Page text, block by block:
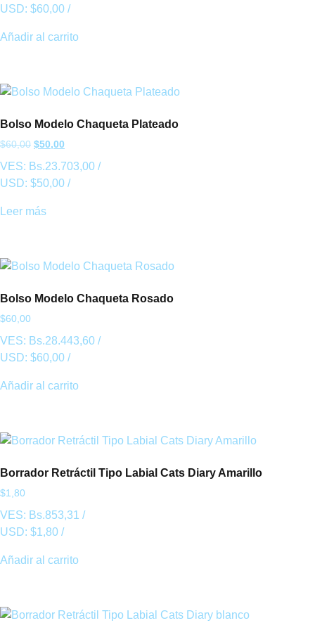
USD: $60,00 /
Añadir al carrito
Bolso Modelo Chaqueta Plateado
$60,00 $50,00
VES: Bs.23.703,00 /
USD: $50,00 /
Leer más
Bolso Modelo Chaqueta Rosado
$60,00
VES: Bs.28.443,60 /
USD: $60,00 /
Añadir al carrito
Borrador Retráctil Tipo Labial Cats Diary Amarillo
$1,80
VES: Bs.853,31 /
USD: $1,80 /
Añadir al carrito